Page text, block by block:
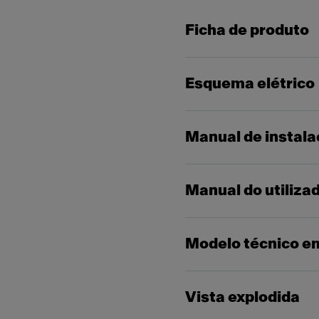
Ficha de produto
Esquema elétrico
Manual de
Manual do
Modelo técnico
Vista explodida